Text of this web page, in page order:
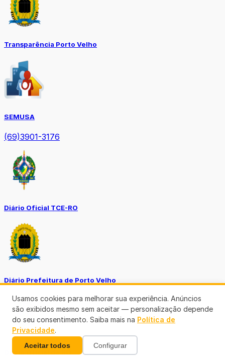
Transparência Porto Velho
SEMUSA
(69)3901-3176
Diário Oficial TCE-RO
Diário Prefeitura de Porto Velho
Diário Oficial de RO
Usamos cookies para melhorar sua experiência. Anúncios
são exibidos mesmo sem aceitar — personalização depende
do seu consentimento. Saiba mais na Política de
Privacidade.
Aceitar todos Configurar